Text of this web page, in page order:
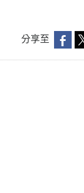
分享至